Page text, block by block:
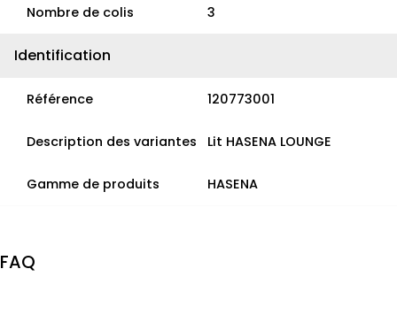
Nombre de colis 3
Identification
Référence 120773001
Description des variantes Lit HASENA LOUNGE
Gamme de produits HASENA
FAQ